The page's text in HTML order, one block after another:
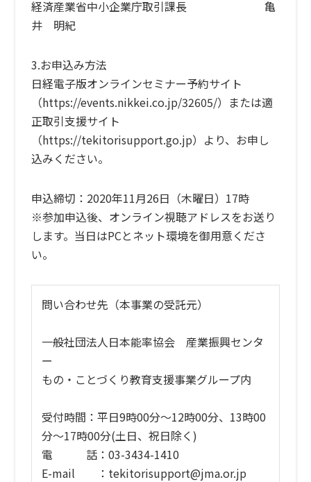
経済産業省中小企業庁取引課長 亀
井 明紀
3.お申込み方法
日経電子版オンラインセミナー予約サイト
（https://events.nikkei.co.jp/32605/）または適
正取引支援サイト
（https://tekitorisupport.go.jp）より、お申し
込みください。
申込締切：2020年11月26日（木曜日）17時
※参加申込後、オンライン視聴アドレスをお送り
します。当日はPCとネット環境を御用意くださ
い。
問い合わせ先（本事業の受託元）
一般社団法人日本能率協会 産業振興センタ
ー
もの・ことづくり教育支援事業グループ内
受付時間：平日9時00分～12時00分、13時00
分～17時00分(土日、祝日除く)
電 話：03-3434-1410
E-mail ：tekitorisupport@jma.or.jp